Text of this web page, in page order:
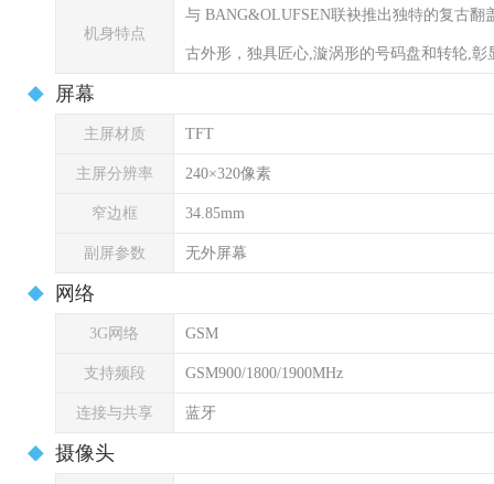
机身特点
与 BANG&OLUFSEN联袂推出独特的复古翻
古外形，独具匠心,漩涡形的号码盘和转轮,彰
屏幕
主屏材质 TFT
主屏分辨率 240×320像素
窄边框 34.85mm
副屏参数 无外屏幕
网络
3G网络 GSM
支持频段 GSM900/1800/1900MHz
连接与共享 蓝牙
摄像头